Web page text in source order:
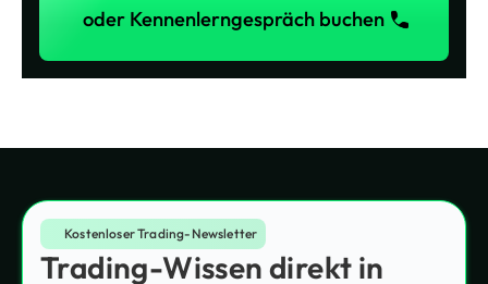
oder Kennenlerngespräch buchen
Kostenloser Trading-Newsletter
Trading-Wissen direkt in